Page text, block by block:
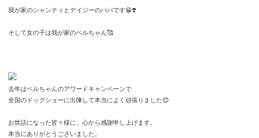
我が家のシャンティとデイジーのパパです😁❣️
そして女の子は我が家のベルちゃん🥰
去年はベルちゃんのアワードキャンペーンで
全国のドッグショーに出陳して本当によく頑張りました😊
お世話になった皆々様に、心から感謝申し上げます。
本当にありがとうございました。